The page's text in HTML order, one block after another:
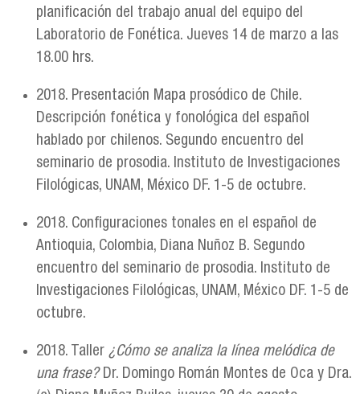
planificación del trabajo anual del equipo del
Laboratorio de Fonética. Jueves 14 de marzo a las
18.00 hrs.
2018. Presentación Mapa prosódico de Chile.
Descripción fonética y fonológica del español
hablado por chilenos. Segundo encuentro del
seminario de prosodia. Instituto de Investigaciones
Filológicas, UNAM, México DF. 1-5 de octubre.
2018. Configuraciones tonales en el español de
Antioquia, Colombia, Diana Nuñoz B. Segundo
encuentro del seminario de prosodia. Instituto de
Investigaciones Filológicas, UNAM, México DF. 1-5 de
octubre.
2018. Taller ¿Cómo se analiza la línea melódica de
una frase?Dr. Domingo Román Montes de Oca y Dra.